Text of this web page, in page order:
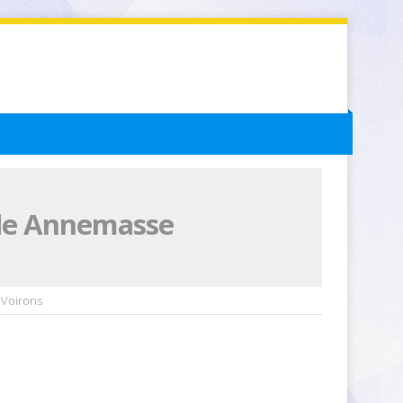
Annemasse